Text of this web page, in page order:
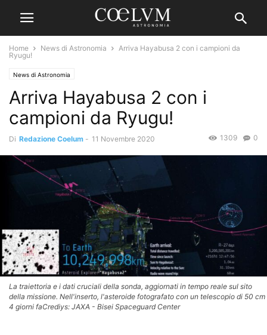
Home News di Astronomia
Arriva Hayabusa 2 con i campioni da
Ryugu!
News di Astronomia
Arriva Hayabusa 2 con i
campioni da Ryugu!
Di Redazione Coelum - 11 Novembre 2020 0
1309
La traiettoria e i dati cruciali della sonda, aggiornati in tempo reale sul sito
della missione. Nell'inserto, l'asteroide fotografato con un telescopio di 50 cm
4 giorni faCrediys: JAXA - Bisei Spaceguard Center